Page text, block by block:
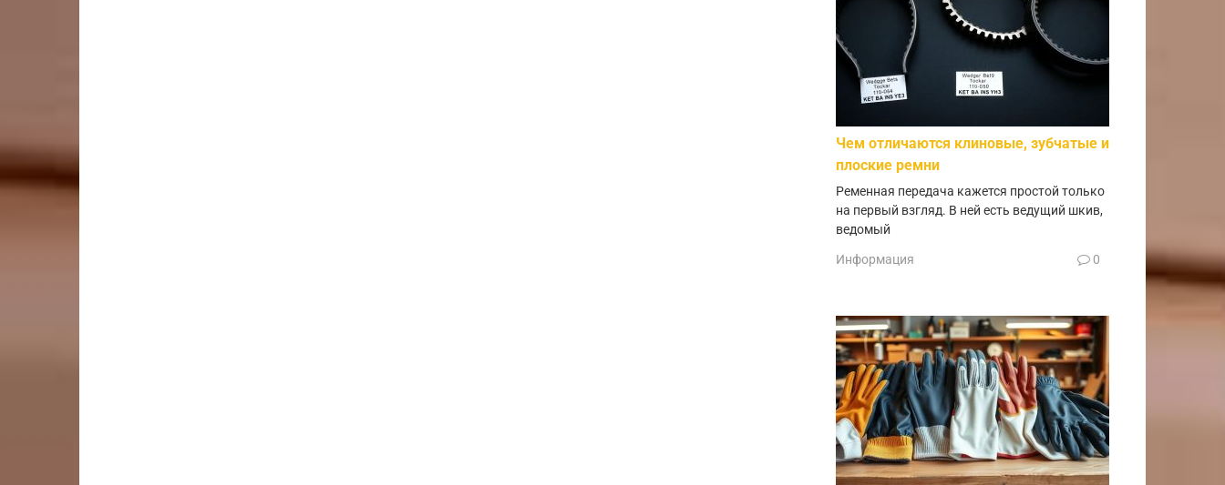
Чем отличаются клиновые, зубчатые и
плоские ремни
Ременная передача кажется простой только
на первый взгляд. В ней есть ведущий шкив,
ведомый
Информация 0